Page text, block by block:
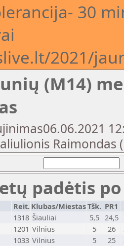
30
2021/
(M14)
Raimondas
padėtis
Reit. Klubas/MiestasTšk. PR1
1318 Šiauliai 5,5 24,5
1201 Vilnius 5 26
1033 Vilnius 5 25